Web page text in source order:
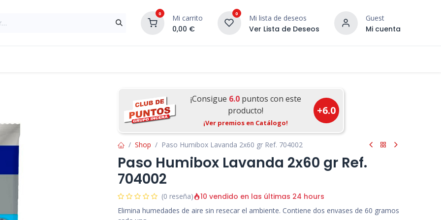
0 Mi carrito
0,00 €
0 Mi lista de deseos
Ver Lista de Deseos
Guest
Mi cuenta
¡DESCUBRE NUESTRO
¡Consigue 6.0puntos con este
producto!
¡Ver premios en Catálogo!
+6.0
Shop Paso Humibox Lavanda 2x60 gr Ref. 704002
Paso Humibox Lavanda 2x60 gr Ref.
704002
(0 reseña) 10 vendido en las últimas 24 hours
Elimina humedades de aire sin resecar el ambiente. Contiene dos envases de 60 gramos